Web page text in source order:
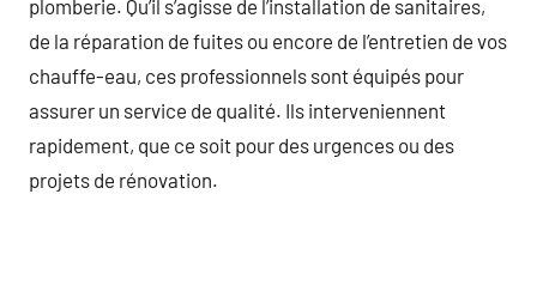
plomberie. Qu’il s’agisse de l’installation de sanitaires,
de la réparation de fuites ou encore de l’entretien de vos
chauffe-eau, ces professionnels sont équipés pour
assurer un service de qualité. Ils interveniennent
rapidement, que ce soit pour des urgences ou des
projets de rénovation.